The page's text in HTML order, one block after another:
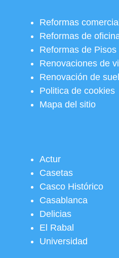
Reformas
Reformas de
Reformas de Pisos
Renovaciones de
Renovación de
Politica de cookies
Mapa del sitio
Actur
Casetas
Casco Histórico
Casablanca
Delicias
El Rabal
Universidad